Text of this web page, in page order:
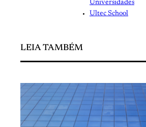
Universidades
Ultec School
LEIA TAMBÉM